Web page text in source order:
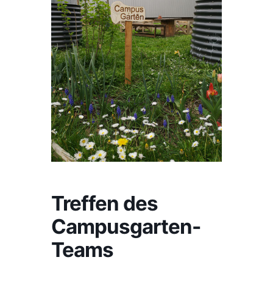
Treffen des
Campusgarten-
Teams